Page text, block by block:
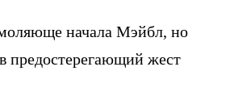
начала Мэйбл, но
предостерегающий жест